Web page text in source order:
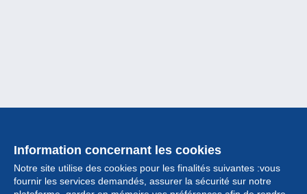
Information concernant les cookies
Notre site utilise des cookies pour les finalités suivantes :vous
fournir les services demandés, assurer la sécurité sur notre